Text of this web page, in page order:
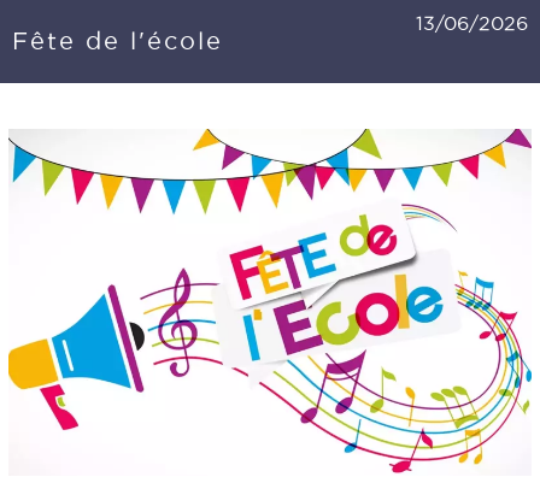
Fête de l'école
13/06/2026